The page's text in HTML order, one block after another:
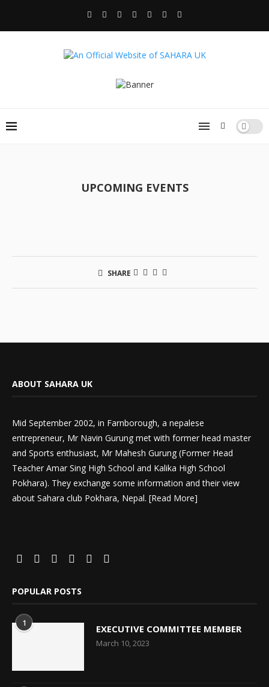
UPCOMING EVENTS
SHARE
ABOUT SAHARA UK
Mid September 2002, in Farnborough, a nepalese
entrepreneur, Mr Navin Gurung met with former head master
and Sports enthusiast, Mr Mahesh Gurung (Former Head
Teacher Amar Sing High School and Kalika High School
Pokhara). They exchange some information and their view
about Sahara club Pokhara, Nepal. [Read More]
POPULAR POSTS
1 EXECUTIVE COMMITTEE MEMBER
March 10, 2023